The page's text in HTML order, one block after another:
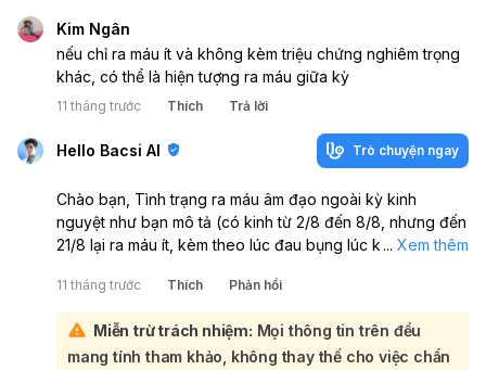
Kim Ngân
nếu chỉ ra máu ít và không kèm triệu chứng nghiêm trọng
khác, có thể là hiện tượng ra máu giữa kỳ
11 tháng trước Thích Trả lời
Hello Bacsi AI Trò chuyện ngay
Chào bạn, Tình trạng ra máu âm đạo ngoài kỳ kinh
nguyệt như bạn mô tả (có kinh từ 2/8 đến 8/8, nhưng đến
21/8 lại ra máu ít, kèm theo lúc đau bụng lúc không) là
Có nhiều nguyên nhân có thể gây ra hiện tượng này như
mất cân bằng hormone, polyp tử cung, u xơ tử cung,
hoặc các vấn đề khác liên quan đến sức khỏe phụ khoa.
Để xác định chính xác nguyên nhân và có hướng xử lý
... Xem thêm
11 tháng trước Thích Phản hồi
Miễn trừ trách nhiệm: Mọi thông tin trên đều
mang tính tham khảo, không thay thế cho việc chẩn